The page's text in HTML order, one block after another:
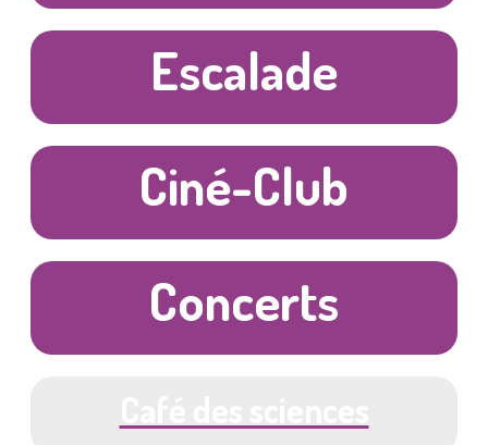
Escalade
Ciné-Club
Concerts